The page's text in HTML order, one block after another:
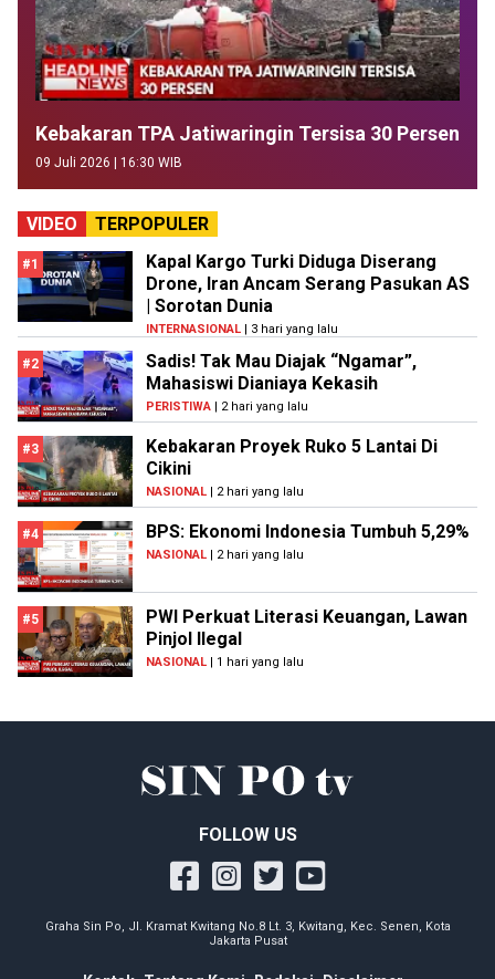
Kebakaran TPA Jatiwaringin Tersisa 30 Persen
09 Juli 2026 | 16:30 WIB
VIDEO TERPOPULER
#1
Kapal Kargo Turki Diduga Diserang
Drone, Iran Ancam Serang Pasukan AS
| Sorotan Dunia
INTERNASIONAL | 3 hari yang lalu
#2
Sadis! Tak Mau Diajak “Ngamar”,
Mahasiswi Dianiaya Kekasih
PERISTIWA | 2 hari yang lalu
#3
Kebakaran Proyek Ruko 5 Lantai Di
Cikini
NASIONAL | 2 hari yang lalu
#4 BPS: Ekonomi Indonesia Tumbuh 5,29%
NASIONAL | 2 hari yang lalu
#5
PWI Perkuat Literasi Keuangan, Lawan
Pinjol Ilegal
NASIONAL | 1 hari yang lalu
FOLLOW US
Graha Sin Po, Jl. Kramat Kwitang No.8 Lt. 3, Kwitang, Kec. Senen, Kota
Jakarta Pusat